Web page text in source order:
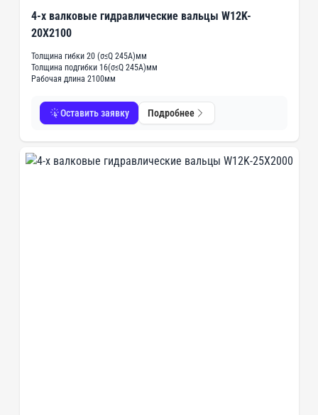
4-х валковые гидравлические вальцы W12K-
20X2100
Толщина гибки 20 (σ≤Q 245A)мм
Толщина подгибки 16(σ≤Q 245A)мм
Рабочая длина 2100мм
Оставить заявку Подробнее